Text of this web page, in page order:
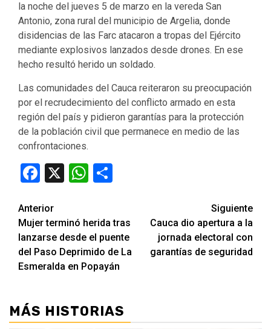
la noche del jueves 5 de marzo en la vereda San
Antonio, zona rural del municipio de Argelia, donde
disidencias de las Farc atacaron a tropas del Ejército
mediante explosivos lanzados desde drones. En ese
hecho resultó herido un soldado.
Las comunidades del Cauca reiteraron su preocupación
por el recrudecimiento del conflicto armado en esta
región del país y pidieron garantías para la protección
de la población civil que permanece en medio de las
confrontaciones.
Facebook
X WhatsApp
Seguir
leyendo
Anterior
Mujer terminó herida tras
lanzarse desde el puente
del Paso Deprimido de La
Esmeralda en Popayán
Siguiente
Cauca dio apertura a la
jornada electoral con
garantías de seguridad
MÁS HISTORIAS